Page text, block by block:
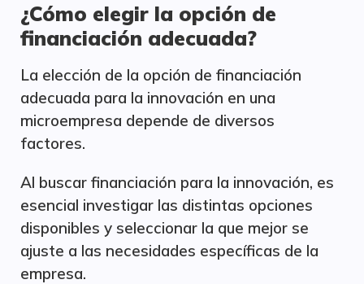
¿Cómo elegir la opción de
financiación adecuada?
La elección de la opción de financiación
adecuada para la innovación en una
microempresa depende de diversos
factores.
Al buscar financiación para la innovación, es
esencial investigar las distintas opciones
disponibles y seleccionar la que mejor se
ajuste a las necesidades específicas de la
empresa.